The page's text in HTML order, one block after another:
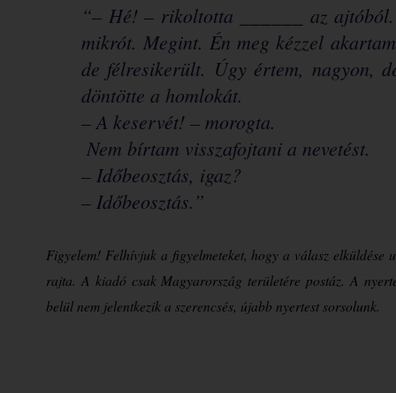
“– Hé! – rikoltotta
az
mikrót. Megint. Én meg kézzel
de félresikerült. Úgy értem, nagyon,
döntötte a homlokát.
– A keservét! – morogta.
Nem bírtam visszafojtani a nevetést.
– Időbeosztás, igaz?
– Időbeosztás.”
Figyelem! Felhívjuk a figyelmeteket, hogy a válasz
rajta. A kiadó csak Magyarország területére postáz. A
belül nem jelentkezik a szerencsés, újabb nyertest sorsolunk.